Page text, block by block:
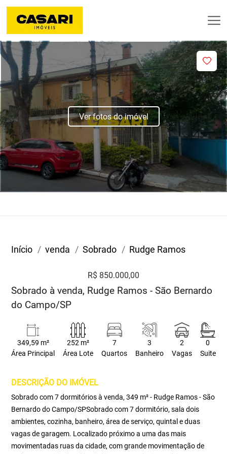
Ver fotos do imóvel
Início venda Sobrado Rudge Ramos
R$ 850.000,00
Sobrado à venda, Rudge Ramos - São Bernardo
do Campo/SP
349,59 m²
Área Principal
252 m²
Área Lote
7
Quartos
3
Banheiro
2
Vagas
0
Suite
DESCRIÇÃO DO IMÓVEL
Sobrado com 7 dormitórios à venda, 349 m² - Rudge Ramos - São
Bernardo do Campo/SPSobrado com 7 dormitório, sala dois
ambientes, cozinha, banheiro, área de serviço, quintal e duas
vagas de garagem. Localizado próximo a uma das mais
movimentadas ruas da cidade, com grande movimentação de